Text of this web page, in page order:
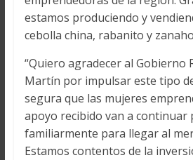
estamos produciendo y
cebolla china, rabanito y
“Quiero agradecer al Gobierno
Martín por impulsar este tipo
segura que las mujeres
apoyo recibido van a continuar
familiarmente para llegar al
Estamos contentos de la